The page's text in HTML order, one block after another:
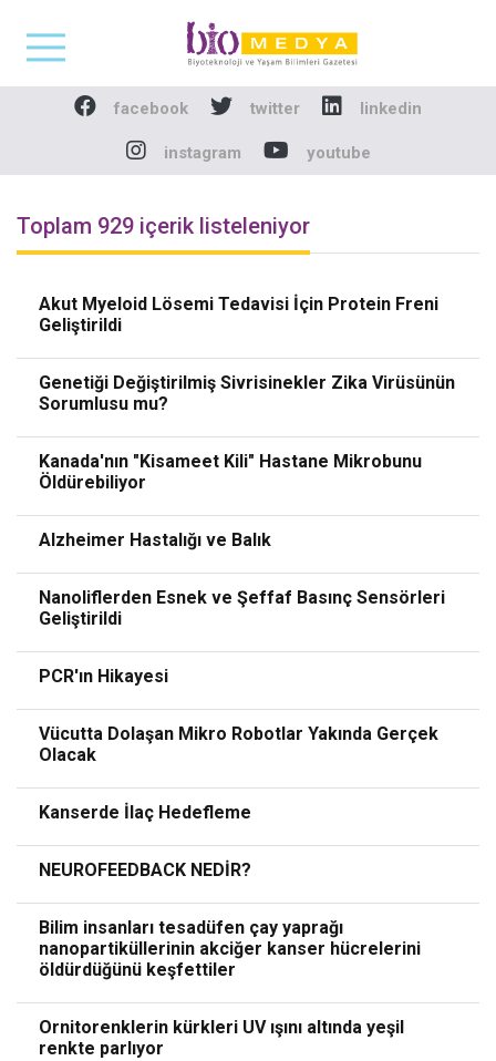
Biomedya -
facebook twitter linkedin
instagram youtube
Toplam 929 içerik listeleniyor
Akut Myeloid Lösemi Tedavisi İçin Protein Freni
Geliştirildi
Genetiği Değiştirilmiş Sivrisinekler Zika Virüsünün
Sorumlusu mu?
Kanada'nın "Kisameet Kili" Hastane Mikrobunu
Öldürebiliyor
Alzheimer Hastalığı ve Balık
Nanoliflerden Esnek ve Şeffaf Basınç Sensörleri
Geliştirildi
PCR'ın Hikayesi
Vücutta Dolaşan Mikro Robotlar Yakında Gerçek
Olacak
Kanserde İlaç Hedefleme
NEUROFEEDBACK NEDİR?
Bilim insanları tesadüfen çay yaprağı
nanopartiküllerinin akciğer kanser hücrelerini
öldürdüğünü keşfettiler
Ornitorenklerin kürkleri UV ışını altında yeşil
renkte parlıyor